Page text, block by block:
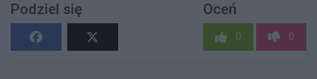
Podziel się Oceń
0 0